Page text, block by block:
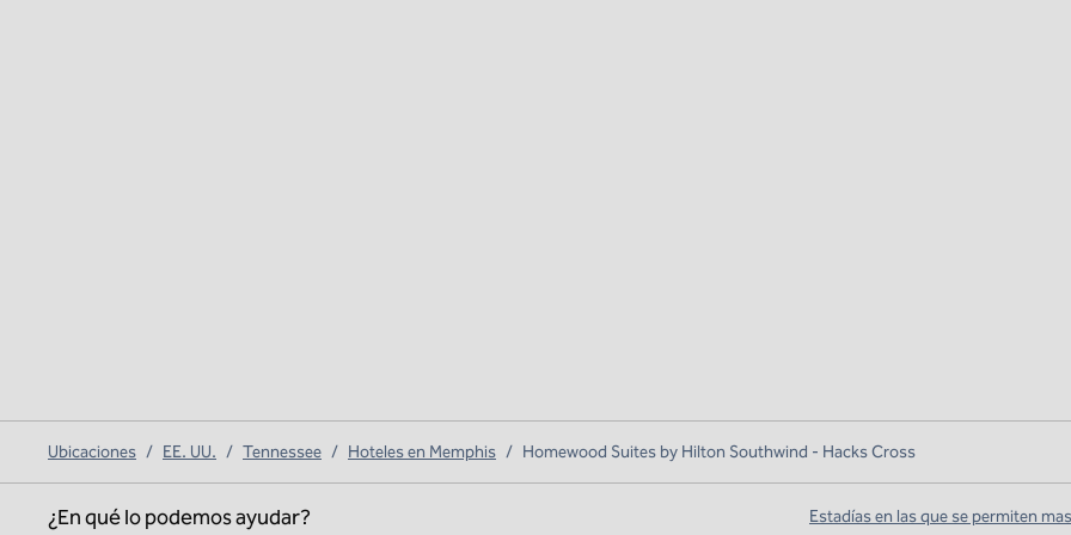
Ubicaciones / EE. UU. / Tennessee / Hoteles en Memphis / Homewood Suites by Hilton Southwind - Hacks Cross
¿En qué lo podemos ayudar? Estadías en las que se permiten